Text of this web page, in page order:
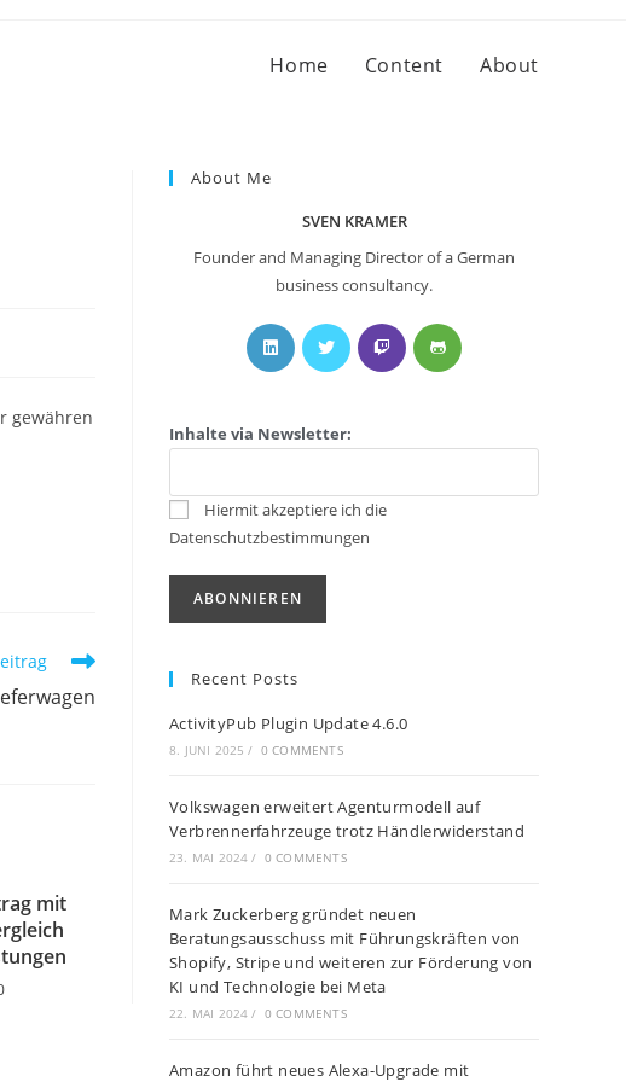
Home Content About
gewähren
mit
About Me
SVEN KRAMER
Founder and Managing Director of a German
business consultancy.
Inhalte via Newsletter:
Hiermit akzeptiere ich die
Datenschutzbestimmungen
Recent Posts
ActivityPub Plugin Update 4.6.0
8. JUNI 2025 / 0 COMMENTS
Volkswagen erweitert Agenturmodell auf
Verbrennerfahrzeuge trotz Händlerwiderstand
23. MAI 2024 / 0 COMMENTS
Mark Zuckerberg gründet neuen
Beratungsausschuss mit Führungskräften von
Shopify, Stripe und weiteren zur Förderung von
KI und Technologie bei Meta
22. MAI 2024 / 0 COMMENTS
Amazon führt neues Alexa-Upgrade mit